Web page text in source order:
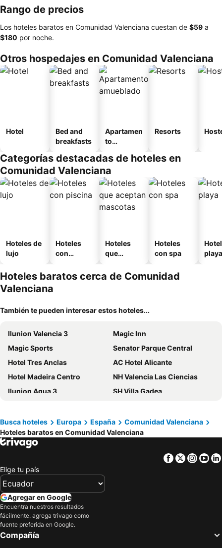
Rango de precios
Los hoteles baratos en Comunidad Valenciana cuestan de ‎$59 a
‎$180 por noche.
Otros hospedajes en Comunidad Valenciana
Hotel
Bed and
breakfasts
Apartamen
to
o
Resorts
Categorías destacadas de hoteles en
Comunidad Valenciana
Hoteles de
lujo
Hoteles
con
Hoteles
que
mascotas
Hoteles
con spa
playa
Hoteles baratos cerca de Comunidad
Valenciana
También te pueden interesar estos hoteles...
Ilunion Valencia 3
Magic Inn
Magic Sports
Senator Parque Central
Hotel Tres Anclas
AC Hotel Alicante
Hotel Madeira Centro
NH Valencia Las Ciencias
Ilunion Aqua 3
SH Villa Gadea
Hotel Servigroup Koral Beach
Hotel Areca
Novotel Valencia Lavant
Magic Games
Ilunion Aqua 4
Hotel Los Robles
Hotel Bristol Benidorm
Holiday Inn Express Ciudad de las Ciencias
Port Denia
Resa Patacona
Hotel Villa San Juan
Busca hoteles Europa España
Comunidad Valenciana
Hoteles baratos en Comunidad Valenciana
Facebook
Twitter
Elige tu país
Agregar en Google
Encuentra nuestros resultados
fácilmente: agrega trivago como
fuente preferida en Google.
Compañía